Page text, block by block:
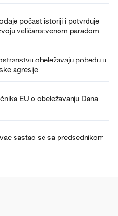
počast istoriji i potvrđuje
veličanstvenom paradom
obeležavaju pobedu u
agresije
EU o obeležavanju Dana
sastao se sa predsednikom